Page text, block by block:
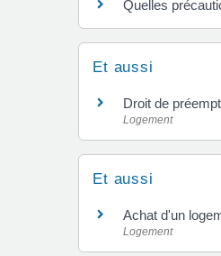
Quelles
Et aussi
Droit de
Logement
Et aussi
Achat d'un
Logement